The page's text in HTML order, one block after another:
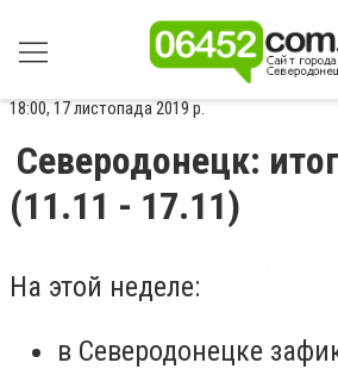
18:00, 17 листопада 2019 р.
Северодонецк:
(11.11 - 17.11)
На этой неделе:
в Северодонецке